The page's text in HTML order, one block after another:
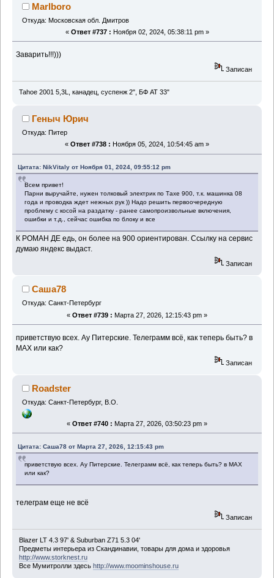
Marlboro
Откуда: Московская обл. Дмитров
« Ответ #737 : Ноября 02, 2024, 05:38:11 pm »
Заварить!!!)))
Записан
Tahoe 2001 5,3L, канадец, суспенж 2", БФ АТ 33"
Геныч Юрич
Откуда: Питер
« Ответ #738 : Ноября 05, 2024, 10:54:45 am »
Цитата: NikVitaly от Ноября 01, 2024, 09:55:12 pm
Всем привет!
Парни выручайте, нужен толковый электрик по Тахе 900, т.к. машинка 08
года и проводка ждет нежных рук )) Надо решить первоочередную
проблему с косой на раздатку - ранее самопроизвольные включения,
ошибки и т.д., сейчас ошибка по блоку и все
К РОМАН ДЕ едь, он более на 900 ориентирован. Ссылку на сервис
думаю яндекс выдаст.
Записан
Саша78
Откуда: Санкт-Петербург
« Ответ #739 : Марта 27, 2026, 12:15:43 pm »
приветствую всех. Ау Питерские. Телеграмм всё, как теперь быть? в
МАХ или как?
Записан
Roadster
Откуда: Санкт-Петербург, В.О.
« Ответ #740 : Марта 27, 2026, 03:50:23 pm »
Цитата: Саша78 от Марта 27, 2026, 12:15:43 pm
приветствую всех. Ау Питерские. Телеграмм всё, как теперь быть? в МАХ
или как?
телеграм еще не всё
Записан
Blazer LT 4.3 97' & Suburban Z71 5.3 04'
Предметы интерьера из Скандинавии, товары для дома и здоровья
http://www.storknest.ru
Все Мумитролли здесь http://www.moominshouse.ru